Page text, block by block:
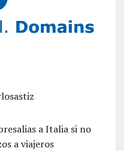
a Italia si no
a viajeros